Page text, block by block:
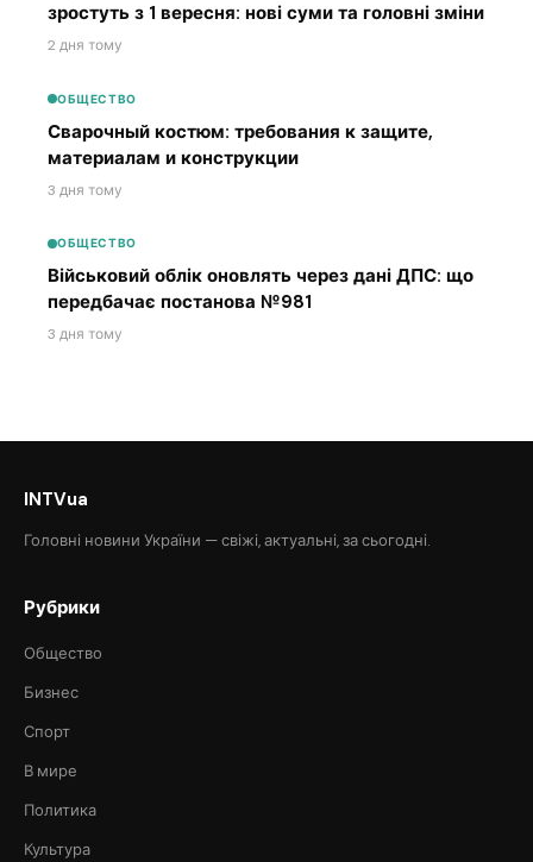
зростуть з 1 вересня: нові суми та головні зміни
2 дня тому
ОБЩЕСТВО
Сварочный костюм: требования к защите,
материалам и конструкции
3 дня тому
ОБЩЕСТВО
Військовий облік оновлять через дані ДПС: що
передбачає постанова №981
3 дня тому
INTVua
Головні новини України — свіжі, актуальні, за сьогодні.
Рубрики
Общество
Бизнес
Спорт
В мире
Политика
Культура